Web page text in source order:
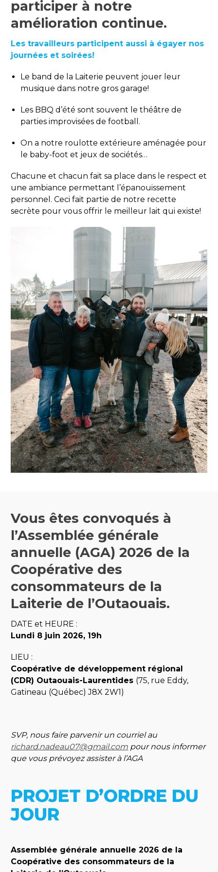
participer à notre
amélioration continue.
Les travailleurs participent aussi à égayer nos
journées et soirées!
Le band de la Laiterie peuvent jouer leur
musique dans notre gros garage!
Les BBQ d’été sont souvent le théâtre de
parties improvisées de football.
On a notre roulotte extérieure aménagée pour
le baby-foot et jeux de sociétés…
Chacune et chacun fait sa place dans le respect et
une ambiance permettant l’épanouissement
personnel. Ceci fait partie de notre recette
secrète pour vous offrir le meilleur lait qui existe!
Vous êtes convoqués à
l’Assemblée générale
annuelle (AGA) 2026 de la
Coopérative des
consommateurs de la
Laiterie de l’Outaouais.
DATE et HEURE :
Lundi 8 juin 2026, 19h
LIEU :
Coopérative de développement régional
(CDR) Outaouais-Laurentides (75, rue Eddy,
Gatineau (Québec) J8X 2W1)
SVP, nous faire parvenir un courriel au
richard.nadeau07@gmail.com pour nous informer
que vous prévoyez assister à l’AGA
PROJET D’ORDRE DU
JOUR
Assemblée générale annuelle 2026 de la
Coopérative des consommateurs de la